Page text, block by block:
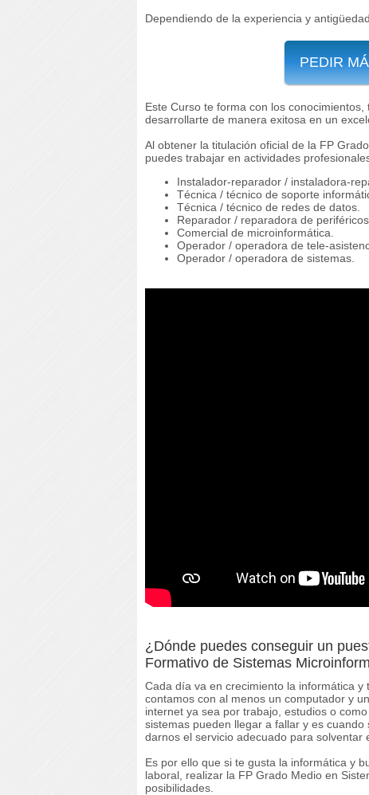
Dependiendo de la experiencia y
PEDIR
Este Curso te forma con los
desarrollarte de manera exitosa en un
Al obtener la titulación oficial de la FP
puedes trabajar en actividades
Instalador-reparador / instaladora-
Técnica / técnico de soporte
Técnica / técnico de redes de datos.
Reparador / reparadora de
Comercial de microinformática.
Operador / operadora de tele-
Operador / operadora de sistemas.
¿Dónde puedes conseguir un
Formativo de Sistemas
Cada día va en crecimiento la informática
contamos con al menos un computador y
internet ya sea por trabajo, estudios o
sistemas pueden llegar a fallar y es
darnos el servicio adecuado para solventar
Es por ello que si te gusta la informática y
laboral, realizar la FP Grado Medio en
posibilidades.